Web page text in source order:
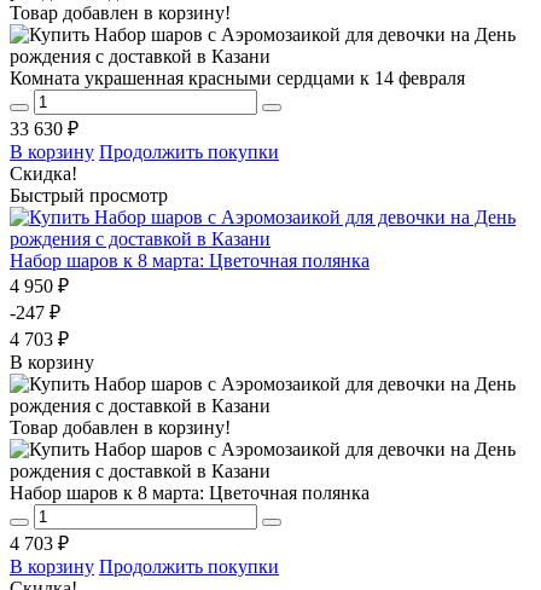
Товар добавлен в корзину!
Комната украшенная красными сердцами к 14 февраля
33 630 ₽
В корзину Продолжить покупки
Скидка!
Быстрый просмотр
Набор шаров к 8 марта: Цветочная полянка
4 950 ₽
-247 ₽
4 703 ₽
В корзину
Товар добавлен в корзину!
Набор шаров к 8 марта: Цветочная полянка
4 703 ₽
В корзину Продолжить покупки